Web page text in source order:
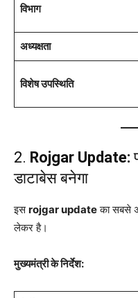
विभाग
अध्यक्षता
विशेष उपस्थिति
2. Rojgar Update:
डाटाबेस बनेगा
इसrojgar updateका सबसे
लेकर है।
मुख्यमंत्री के निर्देश: